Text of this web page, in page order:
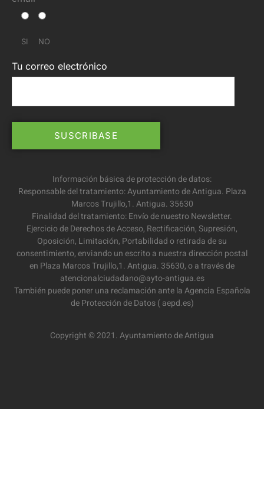
SI NO
Tu correo electrónico
Información básica de protección de datos:
Responsable del tratamiento: Ayuntamiento de Antigua. Plaza
Marcos Trujillo,1. Antigua. 35630
Finalidad del tratamiento: Envío de nuestro Newsletter.
Ejercicio de Derechos de Acceso, Rectificación, Supresión,
Oposición, Limitación, Portabilidad o retirada de su
consentimiento, enviando un escrito a nuestra dirección postal
en Plaza Marcos Trujillo,1. Antigua. 35630, o a través de
atencionalciudadano@ayto-antigua.es
También puede poner una reclamación ante la Agencia Española
de Protección de Datos ( aepd.es)
Copyright © 2021. Ayuntamiento de Antigua